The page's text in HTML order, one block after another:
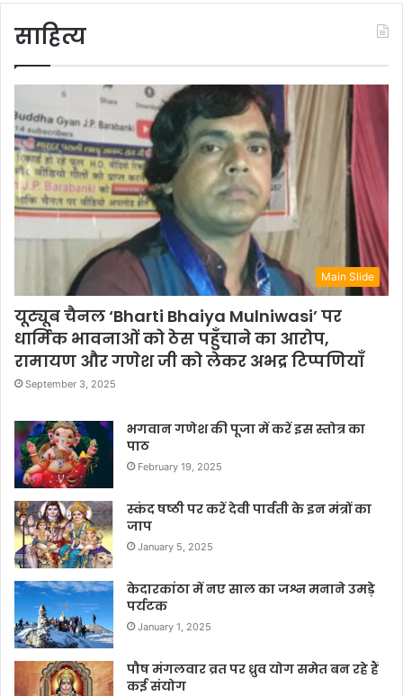
साहित्य
Main Slide
यूट्यूब चैनल ‘Bharti Bhaiya Mulniwasi’ पर
धार्मिक भावनाओं को ठेस पहुँचाने का आरोप,
रामायण और गणेश जी को लेकर अभद्र टिप्पणियाँ
September 3, 2025
भगवान गणेश की पूजा में करें इस स्तोत्र का
पाठ
February 19, 2025
स्कंद षष्ठी पर करें देवी पार्वती के इन मंत्रों का
जाप
January 5, 2025
केदारकांठा में नए साल का जश्न मनाने उमड़े
पर्यटक
January 1, 2025
पौष मंगलवार व्रत पर ध्रुव योग समेत बन रहे हैं
कई संयोग